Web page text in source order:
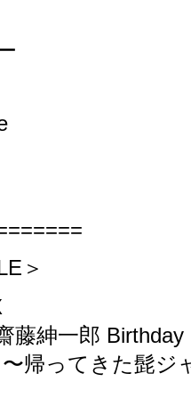
＞
藤紳一郎
帰ってきた髭ジ